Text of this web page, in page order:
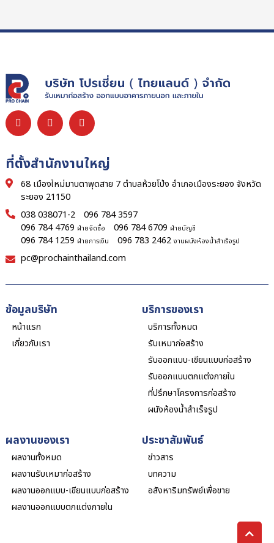
ที่ตั้งสำนักงานใหญ่
68 เมืองใหม่มาบตาพุดสาย 7 ตำบลห้วยโป่ง อำเภอเมืองระยอง จังหวัด
ระยอง 21150
038 038071-2
096 784 3597
096 784 4769 ฝ่ายจัดซื้อ 096 784 6709 ฝ่ายบัญชี
096 784 1259 ฝ่ายการเงิน 096 783 2462 งานผนังห้องน้ำสำเร็จรูป
pc@prochainthailand.com
ข้อมูลบริษัท
หน้าแรก
เกี่ยวกับเรา
บริการของเรา
บริการทั้งหมด
รับเหมาก่อสร้าง
รับออกแบบ-เขียนแบบก่อสร้าง
รับออกแบบตกแต่งภายใน
ที่ปรึกษาโครงการก่อสร้าง
ผนังห้องน้ำสำเร็จรูป
ผลงานของเรา
ผลงานทั้งหมด
ผลงานรับเหมาก่อสร้าง
ผลงานออกแบบ-เขียนแบบก่อสร้าง
ผลงานออกแบบตกแต่งภายใน
ประชาสัมพันธ์
ข่าวสาร
บทความ
อสังหาริมทรัพย์เพื่อขาย